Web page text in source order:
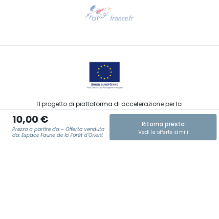
10,00 €
Prezzo a partire da – Offerta venduta
da: Espace Faune de la Forêt d'Orient
Ritorna presto
Vedi le offerte simili
Contattaci per e-mail
Il progetto di piattaforma di accelerazione per la
commercializzazione delle offerte turistiche, sportive, culturali
ed enoturistiche del Grand Est è stato finanziato dal FEDER
nell’ambito della risposta dell’Unione Europea alla pandemia
da COVID-19.